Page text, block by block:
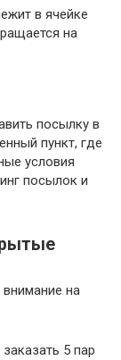
в ячейке
на
посылку в
пункт, где
условия
посылок и
на
5 пар